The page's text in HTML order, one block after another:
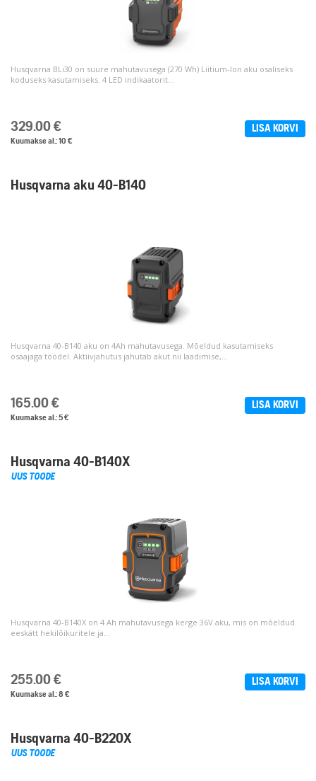
Husqvarna BLi30 on suure mahutavusega (270 Wh) Liitium-Ion aku osaliseks
koduseks kasutamiseks. 4 LED indikaatorit...
329.00 € LISA KORVI
Kuumakse al.: 10 €
Husqvarna aku 40-B140
Husqvarna 40-B140 aku on 4Ah mahutavusega. Mõeldud kasutamiseks
osaajaga töödel. Aktiivjahutus jahutab akut nii laadimise,...
165.00 € LISA KORVI
Kuumakse al.: 5 €
Husqvarna 40-B140X
UUS TOODE
Husqvarna 40-B140X on 4 Ah mahutavusega kerge 36V aku, mis on mõeldud
eeskätt hekilõikuritele ja...
255.00 € LISA KORVI
Kuumakse al.: 8 €
Husqvarna 40-B220X
UUS TOODE